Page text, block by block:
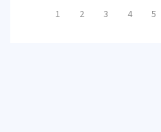
1 2 3 4 5